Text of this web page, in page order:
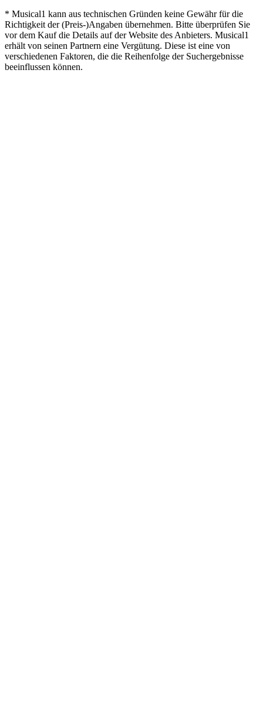
* Musical1 kann aus technischen Gründen keine Gewähr für die
Richtigkeit der (Preis-)Angaben übernehmen. Bitte überprüfen Sie
vor dem Kauf die Details auf der Website des Anbieters. Musical1
erhält von seinen Partnern eine Vergütung. Diese ist eine von
verschiedenen Faktoren, die die Reihenfolge der Suchergebnisse
beeinflussen können.